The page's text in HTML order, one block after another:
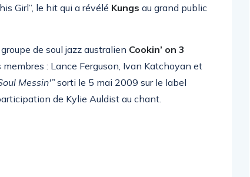
Girl”, le hit qui a révélé Kungs au grand public
de soul jazz australien Cookin’ on 3
: Lance Ferguson, Ivan Katchoyan et
Messin'”sorti le 5 mai 2009 sur le label
de Kylie Auldist au chant.